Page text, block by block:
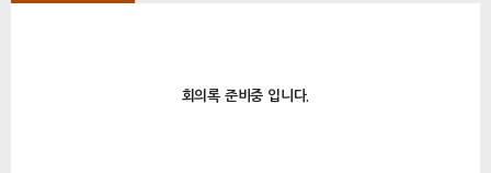
회의록 준비중 입니다.